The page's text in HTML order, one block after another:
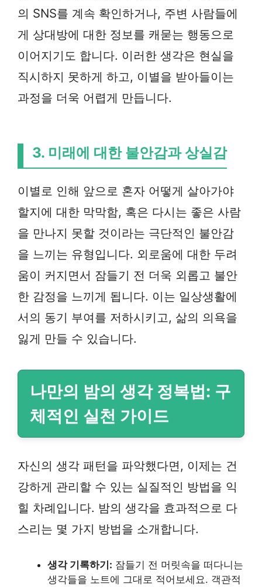
의 SNS를 계속 확인하거나, 주변 사람들에
게 상대방에 대한 정보를 캐묻는 행동으로
이어지기도 합니다. 이러한 생각은 현실을
직시하지 못하게 하고, 이별을 받아들이는
과정을 더욱 어렵게 만듭니다.
3. 미래에 대한 불안감과 상실감
이별로 인해 앞으로 혼자 어떻게 살아가야
할지에 대한 막막함, 혹은 다시는 좋은 사람
을 만나지 못할 것이라는 극단적인 불안감
을 느끼는 유형입니다. 외로움에 대한 두려
움이 커지면서 잠들기 전 더욱 외롭고 불안
한 감정을 느끼게 됩니다. 이는 일상생활에
서의 동기 부여를 저하시키고, 삶의 의욕을
잃게 만들 수 있습니다.
나만의 밤의 생각 정복법: 구
체적인 실천 가이드
자신의 생각 패턴을 파악했다면, 이제는 건
강하게 관리할 수 있는 실질적인 방법을 익
힐 차례입니다. 밤의 생각을 효과적으로 다
스리는 몇 가지 방법을 소개합니다.
생각 기록하기: 잠들기 전 머릿속을 떠다니는
생각들을 노트에 그대로 적어보세요. 객관적